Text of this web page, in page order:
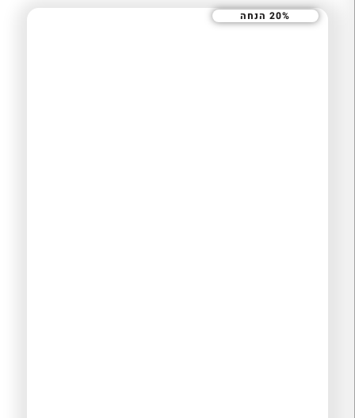
20% הנחה